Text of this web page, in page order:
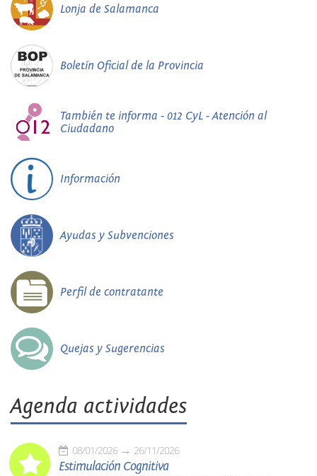
Lonja de Salamanca
Boletín Oficial de la Provincia
También te informa - 012 CyL - Atención al
Ciudadano
Información
Ayudas y Subvenciones
Perfil de contratante
Quejas y Sugerencias
Agenda actividades
08/01/2026 26/11/2026
Estimulación Cognitiva